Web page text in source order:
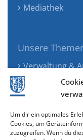
Um dir ein optimales
Cookies, um
zuzugreifen. Wenn du
Mediathek
Unsere
Verwaltung &
Jugend,
Tourismus,
Wirtschaft &
Senioren &